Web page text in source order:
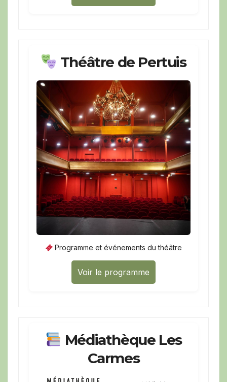
Théâtre de Pertuis
Programme et événements du théâtre
Voir le programme
Médiathèque Les
Carmes